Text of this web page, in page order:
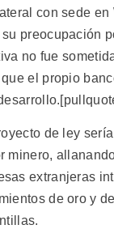
con sede en
preocupación
no fue
el propio
de ley
minero,
extranjeras
de oro y